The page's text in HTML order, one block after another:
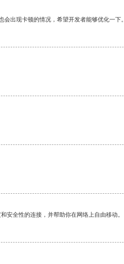
出现卡顿的情况，希望开发者能够优化一下。
安全性的连接，并帮助你在网络上自由移动。